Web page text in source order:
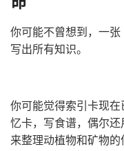
你可能不曾想到，一
写出所有知识。
你可能觉得索引卡现
忆卡，写食谱，偶尔
来整理动植物和矿物